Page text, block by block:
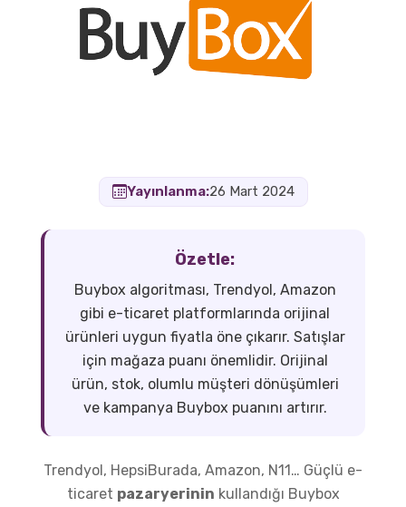
Yayınlanma:26 Mart 2024
Özetle:
Buybox algoritması, Trendyol, Amazon
gibi e-ticaret platformlarında orijinal
ürünleri uygun fiyatla öne çıkarır. Satışlar
için mağaza puanı önemlidir. Orijinal
ürün, stok, olumlu müşteri dönüşümleri
ve kampanya Buybox puanını artırır.
Trendyol, HepsiBurada, Amazon, N11… Güçlü e-
ticaret pazaryerinin kullandığı Buybox